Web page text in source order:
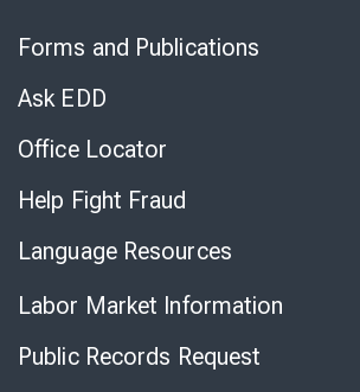
Forms and Publications
Ask EDD
Office Locator
Help Fight Fraud
Language Resources
Labor Market Information
Public Records Request